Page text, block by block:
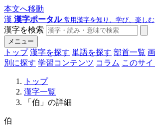
本文へ移動
漢 漢字ポータル 常用漢字を知り、学び、楽しむ
漢字を検索
メニュー
トップ 漢字を探す 単語を探す 部首一覧
別に探す 学習コンテンツ コラム このサ
トップ
漢字一覧
「伯」の詳細
伯